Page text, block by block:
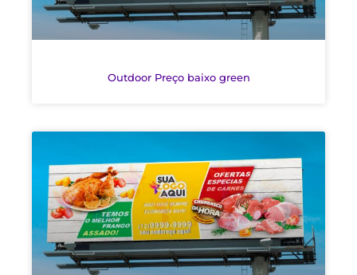
Outdoor Preço baixo green